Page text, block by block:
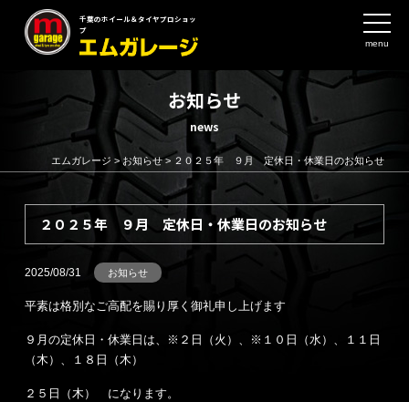
千葉のホイール＆タイヤプロショッ
プ
menu
お知らせ
news
エムガレージ >お知らせ> ２０２５年 ９月 定休日・休業日のお知らせ
２０２５年 ９月 定休日・休業日のお知らせ
2025/08/31 お知らせ
平素は格別なご高配を賜り厚く御礼申し上げます
９月の定休日・休業日は、※２日（火）、※１０日（水）、１１日
（木）、１８日（木）
２５日（木） になります。